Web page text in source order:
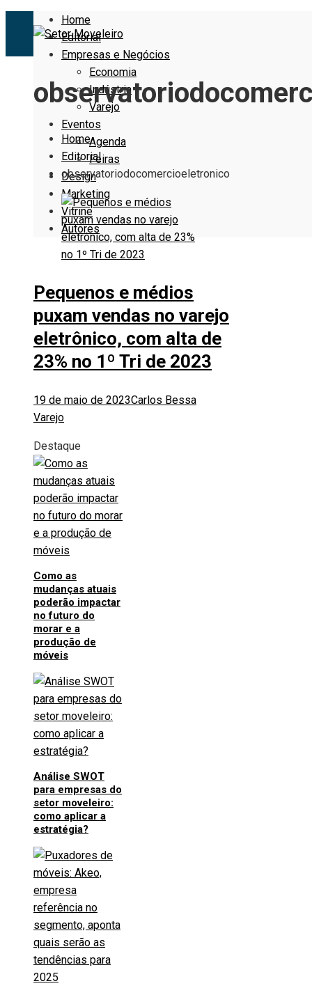
Home
Editorial
Empresas e Negócios
Economia
Indústria
Varejo
Eventos
Agenda
Feiras
Design
Marketing
Vitrine
Autores
Home
Editorial
observatoriodocomercioeletronico
Pequenos e médios
puxam vendas no varejo
eletrônico, com alta de
23% no 1º Tri de 2023
19 de maio de 2023Carlos Bessa
Varejo
Destaque
Como as
mudanças atuais
poderão impactar
no futuro do
morar e a
produção de
móveis
Análise SWOT
para empresas do
setor moveleiro:
como aplicar a
estratégia?